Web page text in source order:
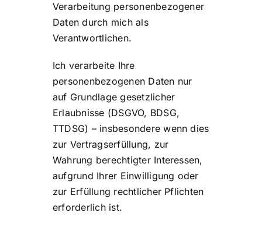
Verarbeitung personenbezogener
Daten durch mich als
Verantwortlichen.
Ich verarbeite Ihre
personenbezogenen Daten nur
auf Grundlage gesetzlicher
Erlaubnisse (DSGVO, BDSG,
TTDSG) – insbesondere wenn dies
zur Vertragserfüllung, zur
Wahrung berechtigter Interessen,
aufgrund Ihrer Einwilligung oder
zur Erfüllung rechtlicher Pflichten
erforderlich ist.